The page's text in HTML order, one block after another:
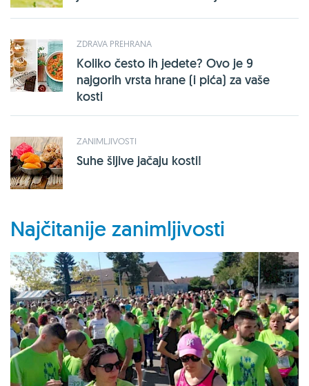
ZDRAVA PREHRANA
Koliko često ih jedete? Ovo je 9
najgorih vrsta hrane (i pića) za vaše
kosti
ZANIMLJIVOSTI
Suhe šljive jačaju kosti!
Najčitanije zanimljivosti